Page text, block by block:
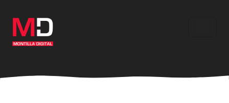
contenido
principal